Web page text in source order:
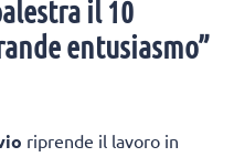
il 10
entusiasmo”
riprende il lavoro in